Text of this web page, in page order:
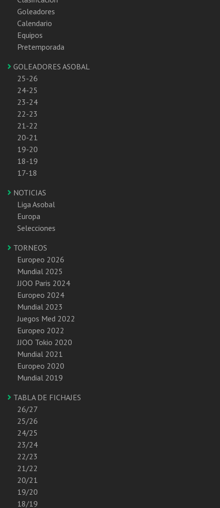
Goleadores
Calendario
Equipos
Pretemporada
GOLEADORES ASOBAL
25-26
24-25
23-24
22-23
21-22
20-21
19-20
18-19
17-18
NOTICIAS
Liga Asobal
Europa
Selecciones
TORNEOS
Europeo 2026
Mundial 2025
JJOO Paris 2024
Europeo 2024
Mundial 2023
Juegos Med 2022
Europeo 2022
JJOO Tokio 2020
Mundial 2021
Europeo 2020
Mundial 2019
TABLA DE FICHAJES
26/27
25/26
24/25
23/24
22/23
21/22
20/21
19/20
18/19